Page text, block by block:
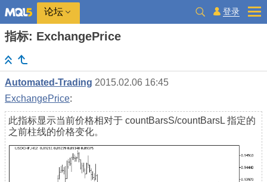
论坛 登录
指标: ExchangePrice
Automated-Trading 2015.02.06 16:45
ExchangePrice:
此指标显示当前价格相对于 countBarsS/countBarsL 指定的
之前柱线的价格变化。